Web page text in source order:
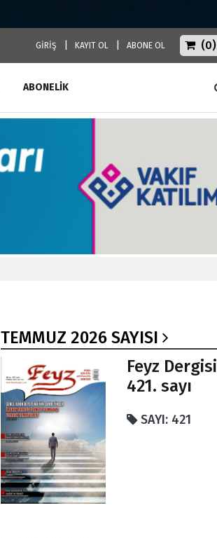
GİRİŞ KAYIT OL ABONE OL (0)
ABONELİK
TEMMUZ 2026 SAYISI
Feyz Dergisi
421. sayı
SAYI: 421